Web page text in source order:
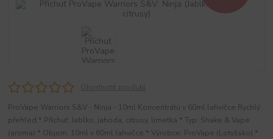
ProVape Warriors S&V - Ninja - 10ml Koncentrátu v 60ml lahvičce Rychlý
přehled:* Příchuť: Jablko, jahoda, citrusy, limetka * Typ: Shake & Vape
(aroma) * Objem: 10ml v 60ml lahvičce * Výrobce: ProVape (Lotyšsko) *